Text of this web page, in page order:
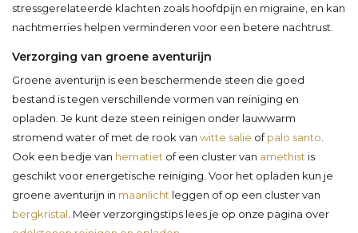
stressgerelateerde klachten zoals hoofdpijn en migraine, en kan
nachtmerries helpen verminderen voor een betere nachtrust.
Verzorging van groene aventurijn
Groene aventurijn is een beschermende steen die goed
bestand is tegen verschillende vormen van reiniging en
opladen. Je kunt deze steen reinigen onder lauwwarm
stromend water of met de rook van witte salie ofpalo santo
Ook een bedje van hematiet of een cluster van amethist is
geschikt voor energetische reiniging. Voor het opladen kun je
groene aventurijn in maanlicht leggen of op een cluster van
bergkristal . Meer verzorgingstips lees je op onze pagina over